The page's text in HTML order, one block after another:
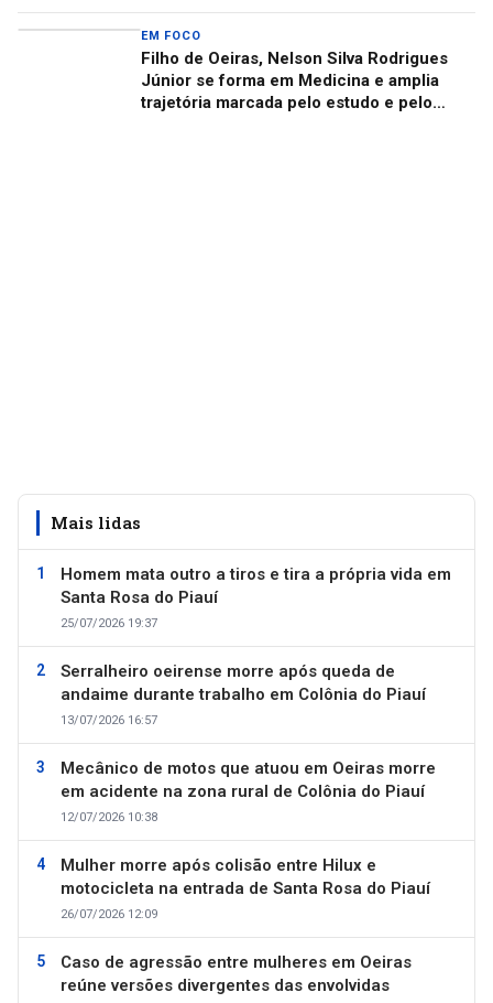
EM FOCO
Filho de Oeiras, Nelson Silva Rodrigues
Júnior se forma em Medicina e amplia
trajetória marcada pelo estudo e pelo
Mais lidas
Homem mata outro a tiros e tira a própria vida em
Santa Rosa do Piauí
25/07/2026 19:37
Serralheiro oeirense morre após queda de
andaime durante trabalho em Colônia do Piauí
13/07/2026 16:57
Mecânico de motos que atuou em Oeiras morre
em acidente na zona rural de Colônia do Piauí
12/07/2026 10:38
Mulher morre após colisão entre Hilux e
motocicleta na entrada de Santa Rosa do Piauí
26/07/2026 12:09
Caso de agressão entre mulheres em Oeiras
reúne versões divergentes das envolvidas